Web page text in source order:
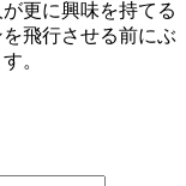
更に興味を持てる
飛行させる前にぶ
。